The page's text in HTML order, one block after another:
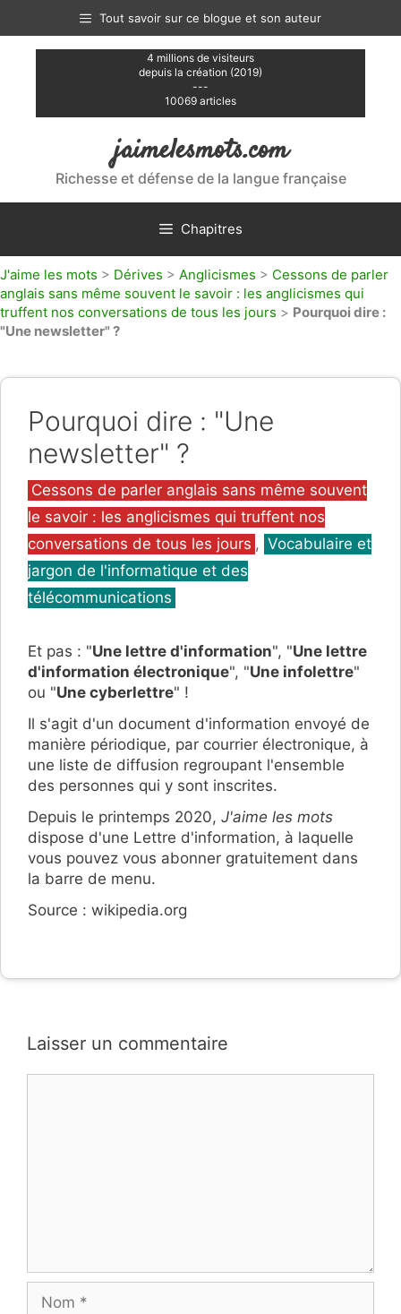
contenu
Tout savoir sur ce blogue et son auteur
4 millions de visiteurs
depuis la création (2019)
---
10069 articles
jaimelesmots.com
Richesse et défense de la langue française
Chapitres
J'aime les mots > Dérives > Anglicismes > Cessons de parler
anglais sans même souvent le savoir : les anglicismes qui
truffent nos conversations de tous les jours > Pourquoi dire :
"Une newsletter" ?
Pourquoi dire : "Une
newsletter" ?
Catégories
Cessons de parler anglais sans même souvent
le savoir : les anglicismes qui truffent nos
conversations de tous les jours , Vocabulaire et
jargon de l'informatique et des
télécommunications
Et pas : "Une lettre d'information", "Une lettre
d'information électronique", "Une infolettre"
ou "Une cyberlettre" !
Il s'agit d'un document d'information envoyé de
manière périodique, par courrier électronique, à
une liste de diffusion regroupant l'ensemble
des personnes qui y sont inscrites.
Depuis le printemps 2020, J'aime les mots
dispose d'une Lettre d'information, à laquelle
vous pouvez vous abonner gratuitement dans
la barre de menu.
Source : wikipedia.org
Laisser un commentaire